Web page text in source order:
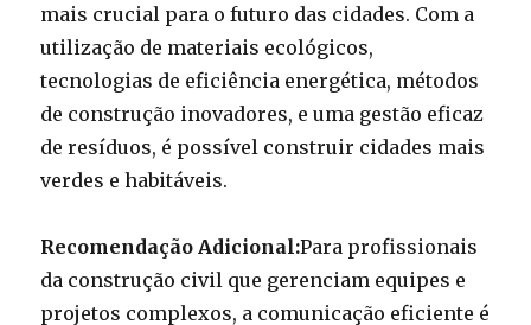
mais crucial para o futuro das cidades. Com a
utilização de materiais ecológicos,
tecnologias de eficiência energética, métodos
de construção inovadores, e uma gestão eficaz
de resíduos, é possível construir cidades mais
verdes e habitáveis.
Recomendação Adicional:Para profissionais
da construção civil que gerenciam equipes e
projetos complexos, a comunicação eficiente é